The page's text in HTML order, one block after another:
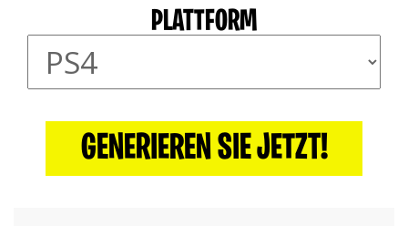
PLATTFORM
GENERIEREN SIE JETZT!